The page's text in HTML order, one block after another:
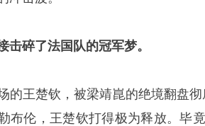
击碎了法国队的冠军梦。
的王楚钦，被梁靖崑的绝境翻盘
布伦，王楚钦打得极为释放。毕